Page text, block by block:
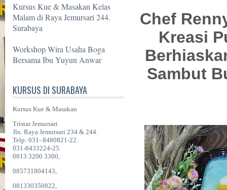
Kursus Kue & Masakan Kelas
Malam di Raya Jemursari 244.
Surabaya
Workshop Wira Usaha Boga
Bersama Ibu Yuyun Anwar
KURSUS DI SURABAYA
Kursus Kue & Masakan
Tristar Jemursari
Jln. Raya Jemursari 234 & 244.
Telp: 031- 8480821-22.
031-8433224-25.
0813 3200 3300,
085731804143,
081330350822,
Chef
Kreasi
Sambut